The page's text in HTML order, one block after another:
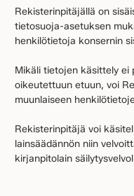
Rekisterinpitäjällä on
tietosuoja-asetuksen
henkilötietoja konsernin
Mikäli tietojen käsittely ei
oikeutettuun etuun, voi
muunlaiseen
Rekisterinpitäjä voi
lainsäädännön niin
kirjanpitolain